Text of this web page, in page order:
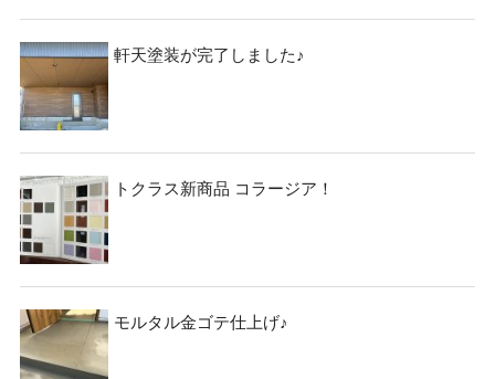
軒天塗装が完了しました♪
トクラス新商品 コラージア！
モルタル金ゴテ仕上げ♪